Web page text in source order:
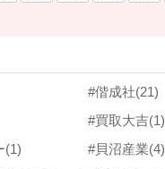
#偕成社(21)
#買取大吉(1)
(1) #貝沼産業(4)